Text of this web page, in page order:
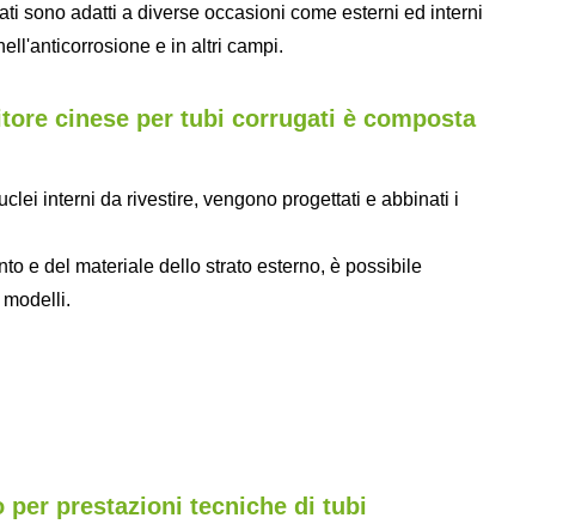
sono adatti a diverse occasioni come esterni ed interni
e in altri campi.
cinese per tubi corrugati è composta
interni da rivestire, vengono progettati e abbinati i
e del materiale dello strato esterno, è possibile
prestazioni tecniche di tubi